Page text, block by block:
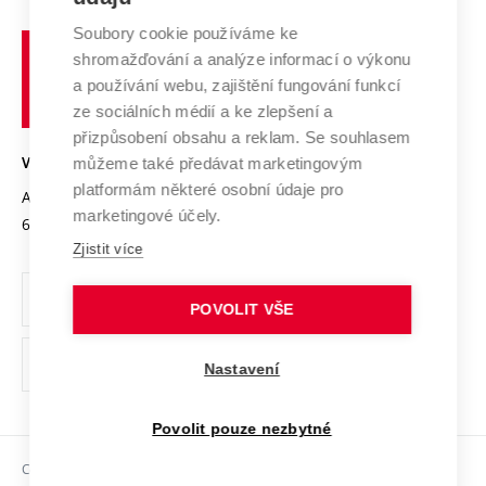
Systém zajišťování kvality výzkumu
Výzkumné infrastruktury
Transfer znalostí
Open Science
Projekty
Projekty ze strukturálních fondů
Specifický výzkum
Spolupráce se školami
Služby univerzity
Mezinárodní dohody
Univerzitní sítě
Profil univerzity
Udržitelná univerzita
Podnikavá univerzita / ContriBUTe
Bezpečná univerzita
Vyznamenání
Organizační struktura
Ochrana osobních údajů
odkaz)
Sociální bezpečí
učení
technické
VYSOKÉ UČENÍ TECHNICKÉ V BRNĚ
Antonínská 548/1
602 00 Brno
www.vut.cz
vut@vutbr.cz
Copyright © 2026 VUT
Soubory cookie používáme ke
shromažďování a analýze informací o výkonu
a používání webu, zajištění fungování funkcí
ze sociálních médií a ke zlepšení a
přizpůsobení obsahu a reklam. Se souhlasem
můžeme také předávat marketingovým
platformám některé osobní údaje pro
marketingové účely.
Zjistit více
POVOLIT VŠE
Nastavení
Povolit pouze nezbytné